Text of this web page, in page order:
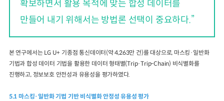
확보하면서 활용 목적에 맞는 합성 데이터를
만들어 내기 위해서는 방법론 선택이 중요하다.”
본 연구에서는 LG U+ 기종점 통신데이터(약 4,263만 건)를 대상으로, 마스킹·일반화
기법과 합성 데이터 기법을 활용한 데이터 형태별(Trip·Trip-Chain) 비식별화를
진행하고, 정보보호 안전성과 유용성을 평가하였다.
5.1 마스킹·일반화 기법 기반 비식별화 안정성 유용성 평가